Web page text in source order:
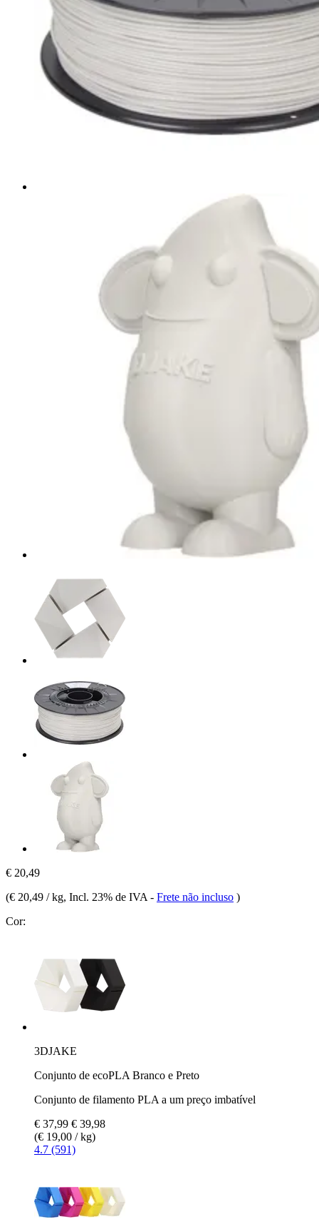
€ 20,49
(€ 20,49 / kg, Incl. 23% de IVA - Frete não incluso )
Cor:
3DJAKE
Conjunto de ecoPLA Branco e Preto
Conjunto de filamento PLA a um preço imbatível
€ 37,99 € 39,98
(€ 19,00 / kg)
4.7 (591)